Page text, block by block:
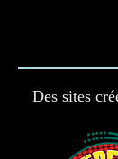
Des sites